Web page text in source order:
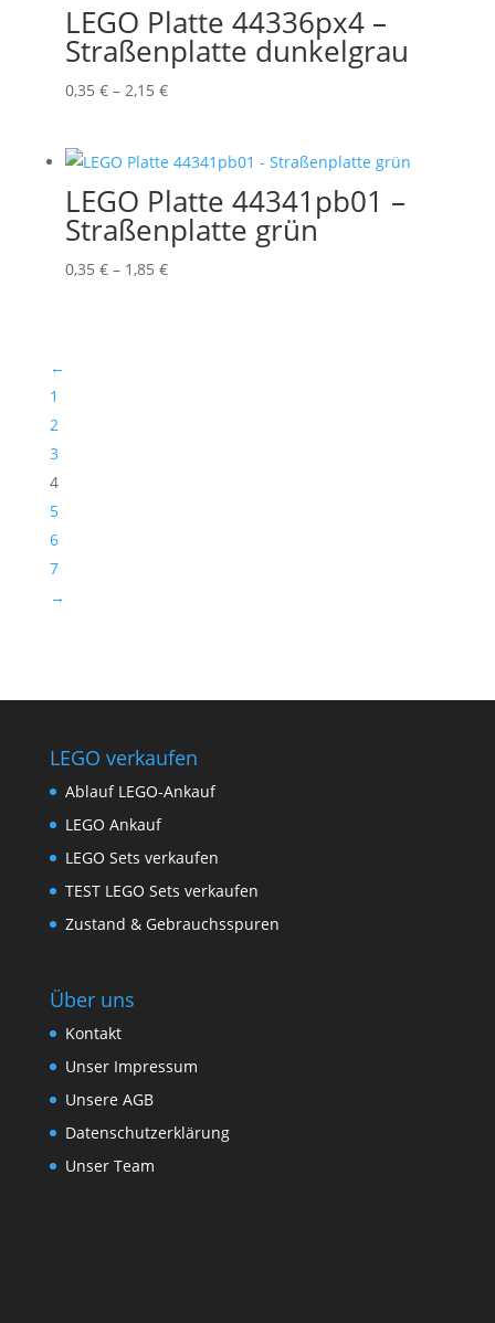
LEGO Platte 44336px4 –
Straßenplatte dunkelgrau
0,35 € – 2,15 €Preisspanne:
2,15 €
LEGO Platte 44341pb01 –
Straßenplatte grün
0,35 € – 1,85 €Preisspanne:
←
1
2
3
4
5
6
7
→
LEGO verkaufen
Ablauf LEGO-Ankauf
LEGO Ankauf
LEGO Sets verkaufen
TEST LEGO Sets verkaufen
Zustand & Gebrauchsspuren
Über uns
Kontakt
Unser Impressum
Unsere AGB
Datenschutzerklärung
Unser Team